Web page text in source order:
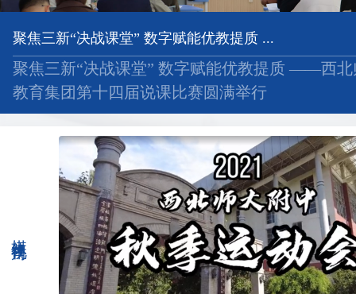
聚焦三新“决战课堂” 数字赋能优教提质 ...
聚焦三新“决战课堂” 数字赋能优教提质 ——西北
教育集团第十四届说课比赛圆满举行